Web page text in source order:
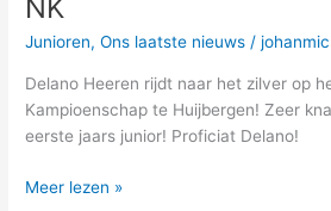
NK
Junioren,Ons laatste nieuws /
Delano Heeren rijdt naar het zilver op
Kampioenschap te Huijbergen! Zeer
eerste jaars junior! Proficiat Delano!
op
het
Meer lezen »